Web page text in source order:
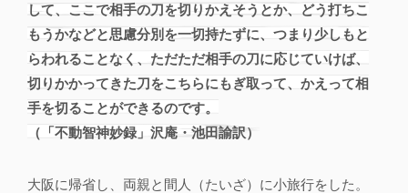
して、ここで相手の刀を切りかえそうとか、どう打ちこ
もうかなどと思慮分別を一切持たずに、つまり少しもと
らわれることなく、ただただ相手の刀に応じていけば、
切りかかってきた刀をこちらにもぎ取って、かえって相
手を切ることができるのです。
（「不動智神妙録」沢庵・池田諭訳）
大阪に帰省し、両親と間人（たいざ）に小旅行をした。